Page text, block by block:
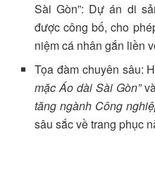
Sài Gòn”: Dự án di
được công bố, cho
niệm cá nhân gắn liền
Tọa đàm chuyên sâu:
mặc Áo dài Sài Gòn”
tăng ngành Công
sâu sắc về trang phục